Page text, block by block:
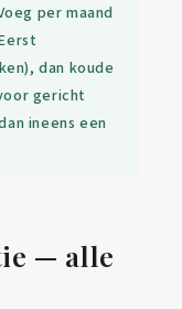
per maand
dan koude
gericht
ineens een
— alle